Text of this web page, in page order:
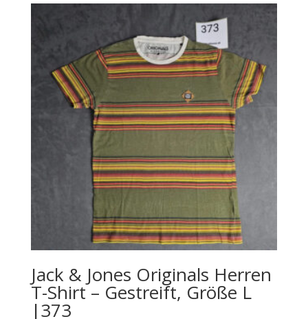
Jack & Jones Originals Herren
T-Shirt – Gestreift, Größe L
|373